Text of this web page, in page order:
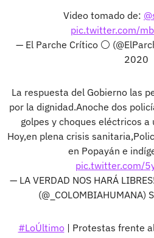
Video tomado de:
pic.twitter.com/
— El Parche Crítico ⚪
2020
La respuesta del Gobierno las
por la dignidad.Anoche dos
golpes y choques eléctricos a
Hoy,en plena crisis
en Popayán e
pic.twitter.com/
— LA VERDAD NOS HARÁ
(@_COLOMBIAHUMANA)
#LoÚltimo| Protestas frente